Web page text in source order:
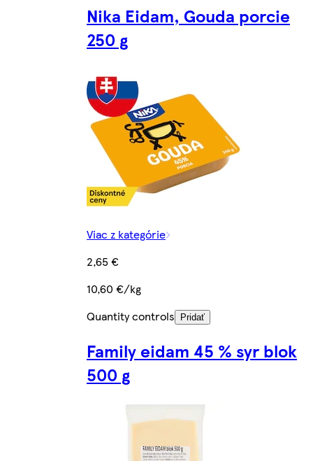
Nika Eidam, Gouda porcie
250 g
Viac z kategórie
2,65 €
10,60 €/kg
Quantity controls
Pridať
Family eidam 45 % syr blok
500 g